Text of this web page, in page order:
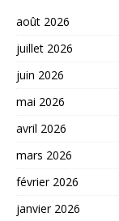
août 2026
juillet 2026
juin 2026
mai 2026
avril 2026
mars 2026
février 2026
janvier 2026